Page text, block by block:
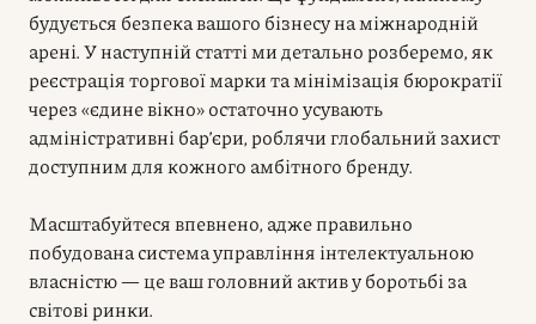
будується безпека вашого бізнесу на міжнародній
арені. У наступній статті ми детально розберемо, як
реєстрація торгової марки та мінімізація бюрократії
через «єдине вікно» остаточно усувають
адміністративні бар’єри, роблячи глобальний захист
доступним для кожного амбітного бренду.
Масштабуйтеся впевнено, адже правильно
побудована система управління інтелектуальною
власністю — це ваш головний актив у боротьбі за
світові ринки.